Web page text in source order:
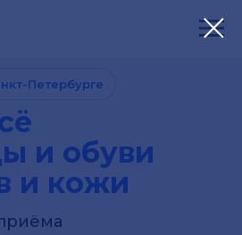
Петербурге
и обуви
и кожи